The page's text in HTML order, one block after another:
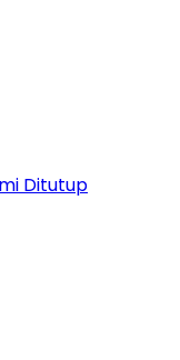
Ditutup